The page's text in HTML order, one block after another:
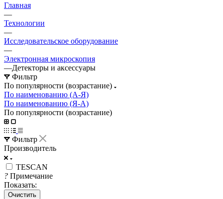
Главная
—
Технологии
—
Исследовательское оборудование
—
Электронная микроскопия
—Детекторы и аксессуары
Фильтр
По популярности (возрастание)
По наименованию (А-Я)
По наименованию (Я-А)
По популярности (возрастание)
Фильтр
Производитель
TESCAN
? Примечание
Показать:
Очистить